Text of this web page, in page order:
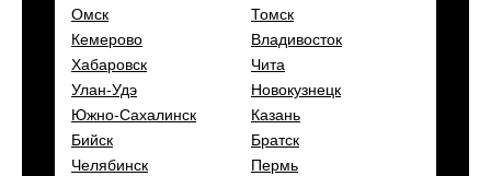
Омск
Томск
Кемерово
Владивосток
Хабаровск
Чита
Улан-Удэ
Новокузнецк
Южно-Сахалинск
Казань
Бийск
Братск
Челябинск
Пермь